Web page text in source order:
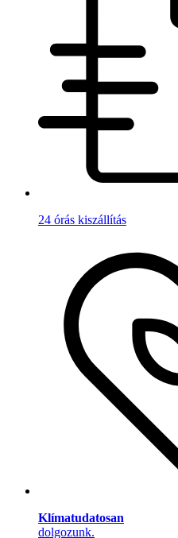
24 órás kiszállítás
Klímatudatosan
dolgozunk.